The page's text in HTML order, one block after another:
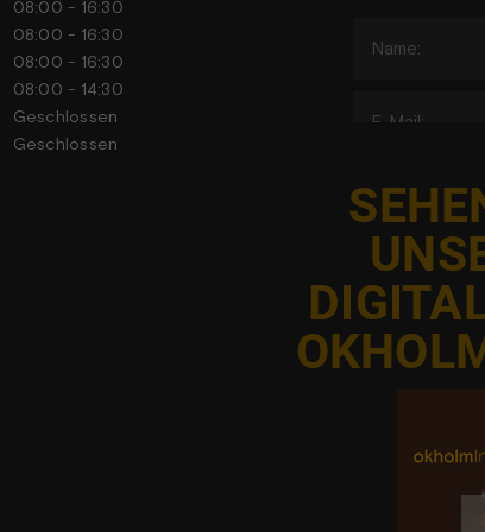
08:00 - 16:30
08:00 - 16:30
08:00 - 16:30
08:00 - 14:30
Geschlossen
Geschlossen